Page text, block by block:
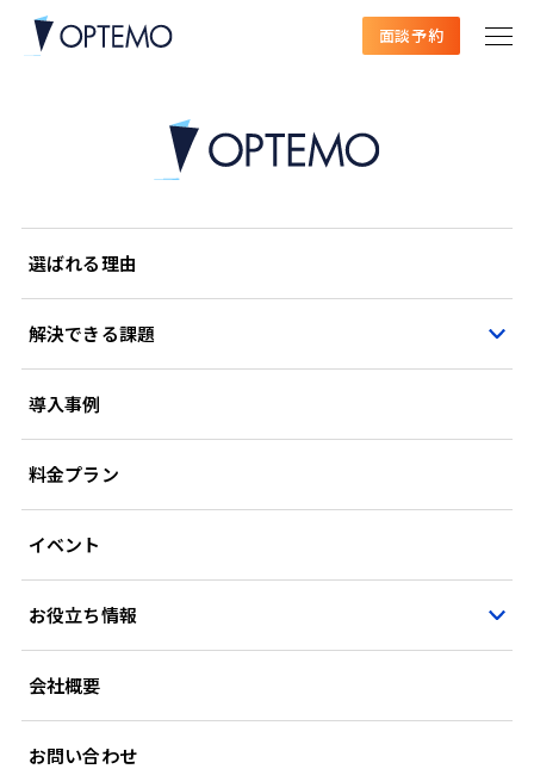
面談予約
選ばれる理由
解決できる課題
導入事例
料金プラン
イベント
お役立ち情報
会社概要
お問い合わせ